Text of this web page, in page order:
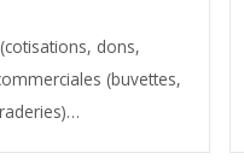
dons,
(buvettes,